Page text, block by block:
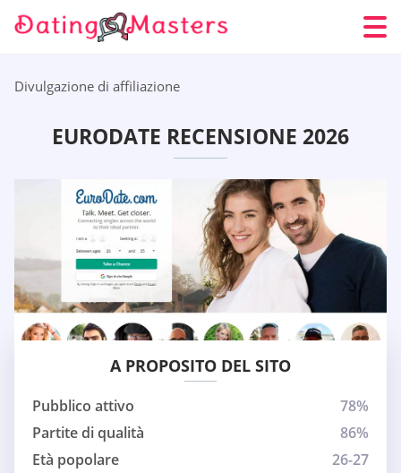
Divulgazione di affiliazione
EURODATE RECENSIONE 2026
A PROPOSITO DEL SITO
Pubblico attivo
78%
Partite di qualità
86%
Età popolare
26-27